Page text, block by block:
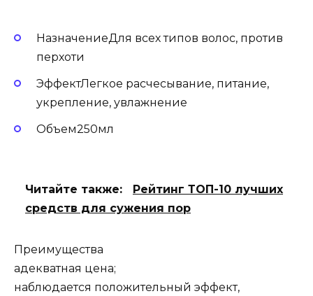
НазначениеДля всех типов волос, против
перхоти
ЭффектЛегкое расчесывание, питание,
укрепление, увлажнение
Объем250мл
Читайте также:
Рейтинг ТОП-10 лучших
средств для сужения пор
Преимущества
адекватная цена;
наблюдается положительный эффект,